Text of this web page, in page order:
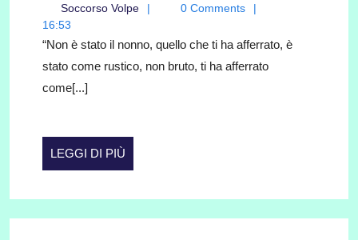
CREATIVIDAD
LOS
MECANISMOS
Soccorso VolpeSoccorso0 Comments
16:53
“Non è stato il nonno, quello che ti ha afferrato, è
stato come rustico, non bruto, ti ha afferrato
come[...]
LEGGI DI PIÙ
DI